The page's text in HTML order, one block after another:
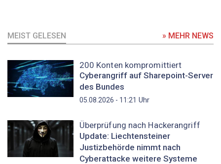
MEIST GELESEN » MEHR NEWS
200 Konten kompromittiert
Cyberangriff auf Sharepoint-Server
des Bundes
05.08.2026 - 11:21 Uhr
Überprüfung nach Hackerangriff
Update: Liechtensteiner
Justizbehörde nimmt nach
Cyberattacke weitere Systeme